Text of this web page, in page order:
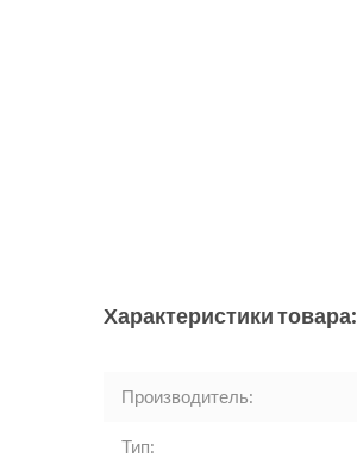
Характеристики товара:
Производитель:
Тип: